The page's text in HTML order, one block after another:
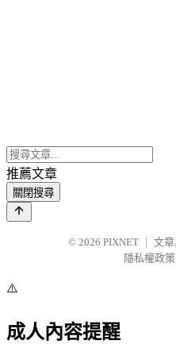
推薦文章
關閉搜尋
© 2026 PIXNET
文
隱私權政策
⚠️
成人內容提醒